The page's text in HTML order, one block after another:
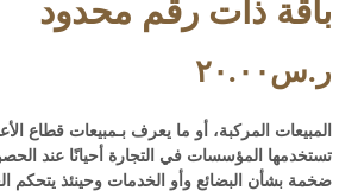
باقة ذات رقم محدود
ر.س٢٠.٠٠
المبيعات المركبة، أو ما يعرف بـمبيعات قطاع
تستخدمها المؤسسات في التجارة أحيانًا عند
ضخمة بشأن البضائع وأو الخدمات وحينئذ يتحكم